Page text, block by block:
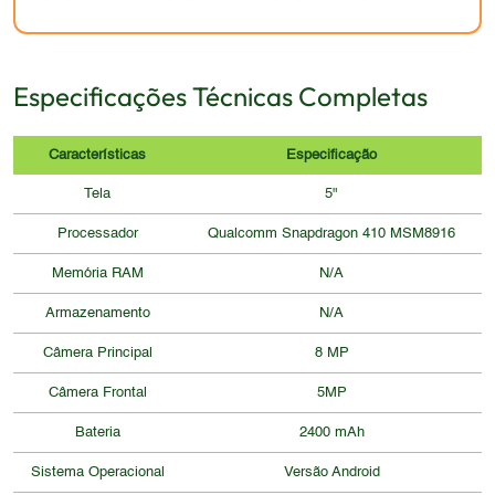
Especificações Técnicas Completas
Características Especificação
Tela 5"
Processador Qualcomm Snapdragon 410 MSM8916
Memória RAM N/A
Armazenamento N/A
Câmera Principal 8 MP
Câmera Frontal 5MP
Bateria 2400 mAh
Sistema Operacional Versão Android